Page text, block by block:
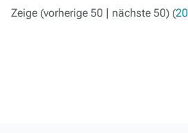
Zeige (vorherige 50 | nächste 50) (20